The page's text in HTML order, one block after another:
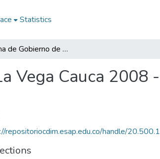
Statistics
Programa de Gobierno de La Vega Cauca 2008 - 2011: PG de La Vega Cauca 2008 - 2011
Vega Cauca 2008
repositoriocdim.esap.edu.co/handle/